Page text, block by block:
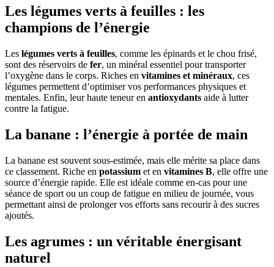
Les légumes verts à feuilles : les
champions de l’énergie
Les légumes verts à feuilles, comme les épinards et le chou frisé,
sont des réservoirs de fer, un minéral essentiel pour transporter
l’oxygène dans le corps. Riches en vitamines et minéraux, ces
légumes permettent d’optimiser vos performances physiques et
mentales. Enfin, leur haute teneur en antioxydants aide à lutter
contre la fatigue.
La banane : l’énergie à portée de main
La banane est souvent sous-estimée, mais elle mérite sa place dans
ce classement. Riche en potassium et en vitamines B, elle offre une
source d’énergie rapide. Elle est idéale comme en-cas pour une
séance de sport ou un coup de fatigue en milieu de journée, vous
permettant ainsi de prolonger vos efforts sans recourir à des sucres
ajoutés.
Les agrumes : un véritable énergisant
naturel